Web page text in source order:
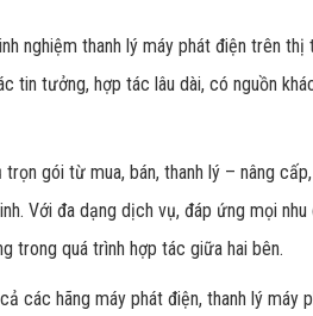
nghiệm thanh lý máy phát điện trên
tin tưởng, hợp tác lâu dài, có nguồn
gói từ mua, bán, thanh lý – nâng
Với đa dạng dịch vụ, đáp ứng mọi
trong quá trình hợp tác giữa hai bên.
các hãng máy phát điện, thanh lý máy